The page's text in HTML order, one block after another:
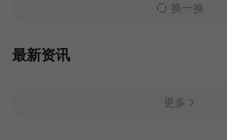
换一换
最新资讯
更多